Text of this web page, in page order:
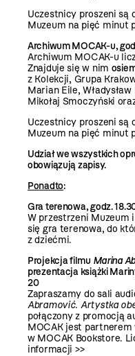
Uczestnicy proszeni są
Muzeum na pięć minut
Archiwum MOCAK-u,
Archiwum MOCAK-u
Znajduje się w nim
z Kolekcji, Grupa
Marian Eile,
Mikołaj Smoczyński
Uczestnicy proszeni są
Muzeum na pięć minut
Udział we wszystkich
obowiązują zapisy.
Ponadto:
Gra terenowa, godz.
W przestrzeni Muzeum
się gra terenowa, do
z dziećmi.
Projekcja filmu Marina
prezentacja książki
20
Zapraszamy do sali
Abramović. Artystka
połączony z promocją
MOCAK jest partnerem
w MOCAK Bookstore.
informacji >>